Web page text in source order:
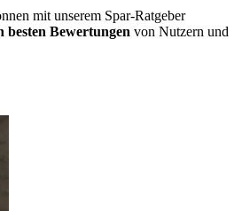
mit unserem Spar-Ratgeber
besten Bewertungen von Nutzern und